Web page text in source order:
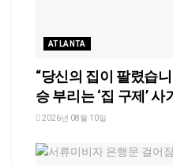
ATLANTA
“당신의 집이 팔렸습
승 부리는 ‘집 구제’ 사기
2026년 08월 10일